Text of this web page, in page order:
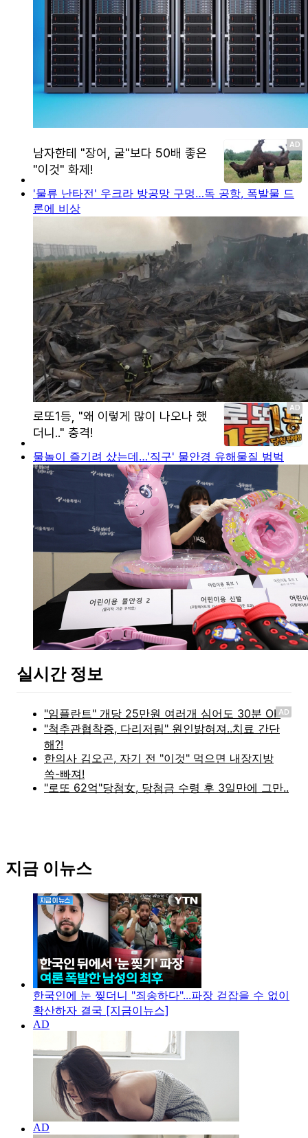
'물류 난타전' 우크라 방공망 구멍…독 공항, 폭발물 드
론에 비상
물놀이 즐기려 샀는데…'직구' 물안경 유해물질 범벅
실시간 정보
AD
지금 이뉴스
한국인에 눈 찢더니 "죄송하다"...파장 걷잡을 수 없이
확산하자 결국 [지금이뉴스]